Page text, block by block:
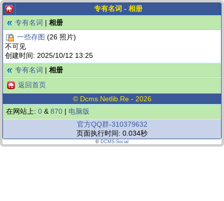
专有名词 - 相册
专有名词 | 相册
一些存图 (26 照片)
不可见
创建时间: 2025/10/12 13:25
专有名词 | 相册
返回首页
© Dcms.netlib.re - 2026
在网站上: 0 & 870 | 电脑版
官方QQ群-310379632
页面执行时间: 0.034秒
© DCMS-Social